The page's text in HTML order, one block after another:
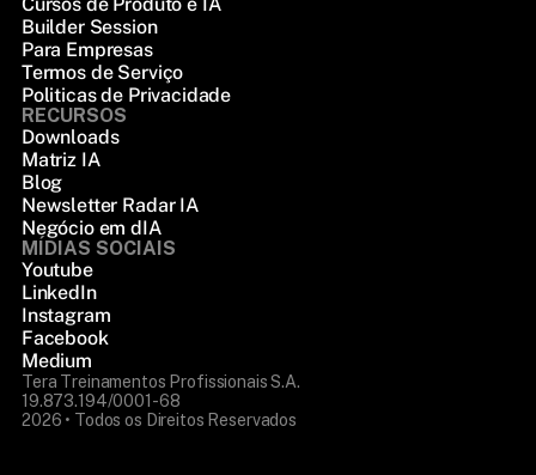
Cursos de Produto e IA
Builder Session
Para Empresas
Termos de Serviço
Politicas de Privacidade
RECURSOS
Downloads
Matriz IA
Blog
Newsletter Radar IA
Negócio em dIA
MÍDIAS SOCIAIS
Youtube
LinkedIn
Instagram
Facebook
Medium
Tera Treinamentos Profissionais S.A.
19.873.194/0001-68
2026 • Todos os Direitos Reservados